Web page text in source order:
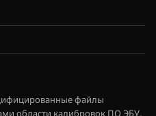
файлы
области калибровок ПО ЭБУ.